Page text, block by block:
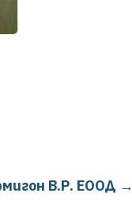
В.Р. ЕООД →